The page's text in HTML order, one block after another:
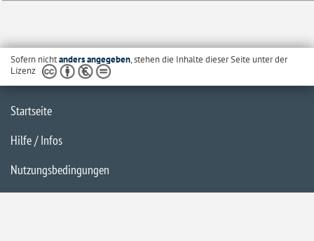
Sofern nichtanders angegeben, stehen die Inhalte dieser Seite unter der
Lizenz
Startseite
Hilfe / Infos
Nutzungsbedingungen